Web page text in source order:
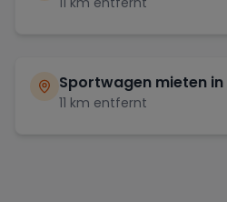
Sportwagen mieten in
11 km entfernt